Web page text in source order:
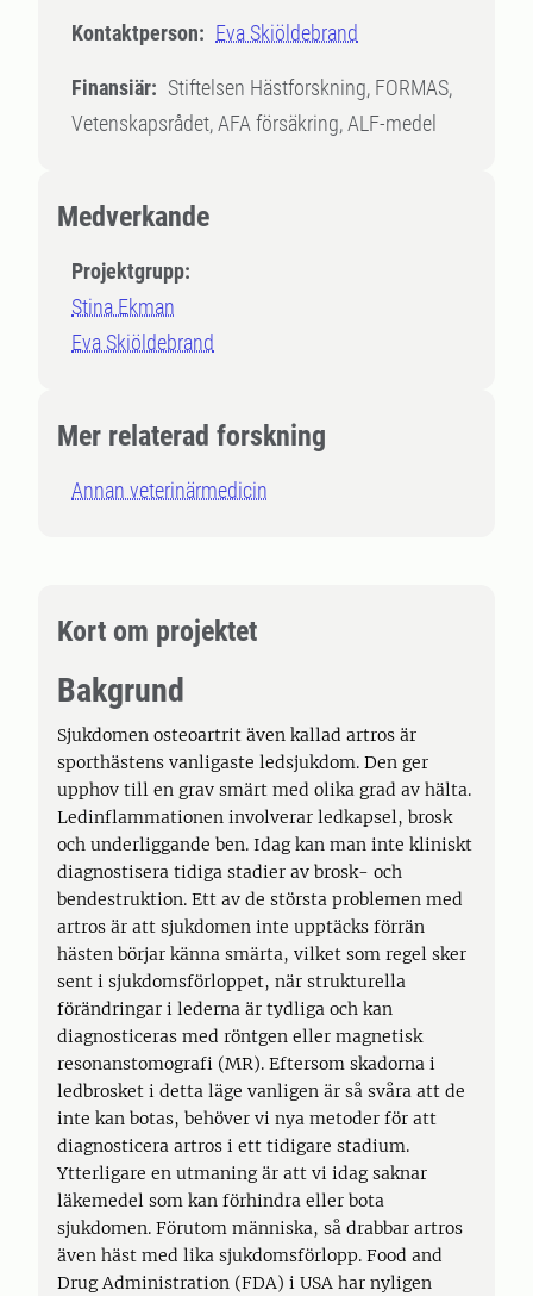
Kontaktperson: Eva Skiöldebrand
Finansiär: Stiftelsen Hästforskning, FORMAS,
Vetenskapsrådet, AFA försäkring, ALF-medel
Medverkande
Projektgrupp:
Stina Ekman
Eva Skiöldebrand
Mer relaterad forskning
Annan veterinärmedicin
Kort om projektet
Bakgrund
Sjukdomen osteoartrit även kallad artros är
sporthästens vanligaste ledsjukdom. Den ger
upphov till en grav smärt med olika grad av hälta.
Ledinflammationen involverar ledkapsel, brosk
och underliggande ben. Idag kan man inte kliniskt
diagnostisera tidiga stadier av brosk- och
bendestruktion. Ett av de största problemen med
artros är att sjukdomen inte upptäcks förrän
hästen börjar känna smärta, vilket som regel sker
sent i sjukdomsförloppet, när strukturella
förändringar i lederna är tydliga och kan
diagnosticeras med röntgen eller magnetisk
resonanstomografi (MR). Eftersom skadorna i
ledbrosket i detta läge vanligen är så svåra att de
inte kan botas, behöver vi nya metoder för att
diagnosticera artros i ett tidigare stadium.
Ytterligare en utmaning är att vi idag saknar
läkemedel som kan förhindra eller bota
sjukdomen. Förutom människa, så drabbar artros
även häst med lika sjukdomsförlopp. Food and
Drug Administration (FDA) i USA har nyligen